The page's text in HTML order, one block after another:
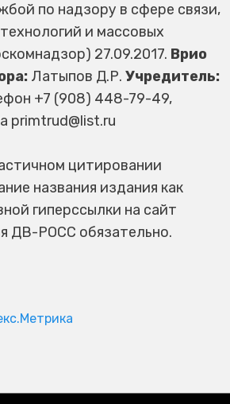
по надзору в сфере связи,
и массовых
27.09.2017. Врио
Латыпов Д.Р. Учредитель:
+7 (908) 448-79-49,
primtrud@list.ru
цитировании
названия издания как
гиперссылки на сайт
ДВ-РОСС обязательно.